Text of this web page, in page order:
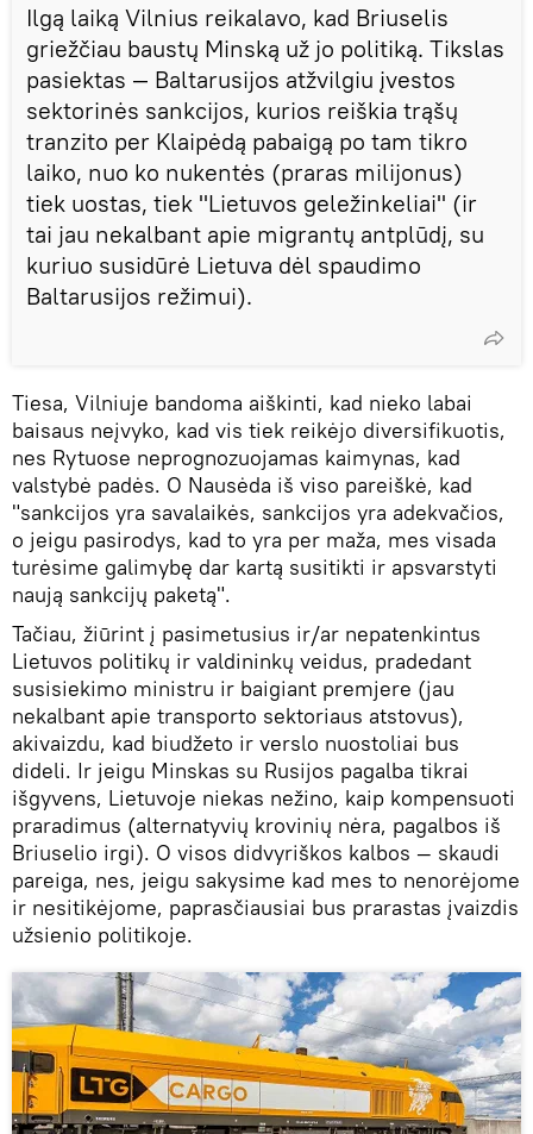
Ilgą laiką Vilnius reikalavo, kad Briuselis
griežčiau baustų Minską už jo politiką. Tikslas
pasiektas — Baltarusijos atžvilgiu įvestos
sektorinės sankcijos, kurios reiškia trąšų
tranzito per Klaipėdą pabaigą po tam tikro
laiko, nuo ko nukentės (praras milijonus)
tiek uostas, tiek "Lietuvos geležinkeliai" (ir
tai jau nekalbant apie migrantų antplūdį, su
kuriuo susidūrė Lietuva dėl spaudimo
Baltarusijos režimui).
Tiesa, Vilniuje bandoma aiškinti, kad nieko labai
baisaus neįvyko, kad vis tiek reikėjo diversifikuotis,
nes Rytuose neprognozuojamas kaimynas, kad
valstybė padės. O Nausėda iš viso pareiškė, kad
"sankcijos yra savalaikės, sankcijos yra adekvačios,
o jeigu pasirodys, kad to yra per maža, mes visada
turėsime galimybę dar kartą susitikti ir apsvarstyti
naują sankcijų paketą".
Tačiau, žiūrint į pasimetusius ir/ar nepatenkintus
Lietuvos politikų ir valdininkų veidus, pradedant
susisiekimo ministru ir baigiant premjere (jau
nekalbant apie transporto sektoriaus atstovus),
akivaizdu, kad biudžeto ir verslo nuostoliai bus
dideli. Ir jeigu Minskas su Rusijos pagalba tikrai
išgyvens, Lietuvoje niekas nežino, kaip kompensuoti
praradimus (alternatyvių krovinių nėra, pagalbos iš
Briuselio irgi). O visos didvyriškos kalbos — skaudi
pareiga, nes, jeigu sakysime kad mes to nenorėjome
ir nesitikėjome, paprasčiausiai bus prarastas įvaizdis
užsienio politikoje.